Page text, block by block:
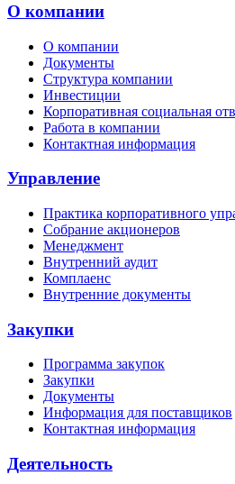
О компании
О компании
Документы
Структура компании
Инвестиции
Корпоративная социальная
Работа в компании
Контактная информация
Управление
Практика корпоративного
Собрание акционеров
Менеджмент
Внутренний аудит
Комплаенс
Внутренние документы
Закупки
Программа закупок
Закупки
Документы
Информация для поставщиков
Контактная информация
Деятельность